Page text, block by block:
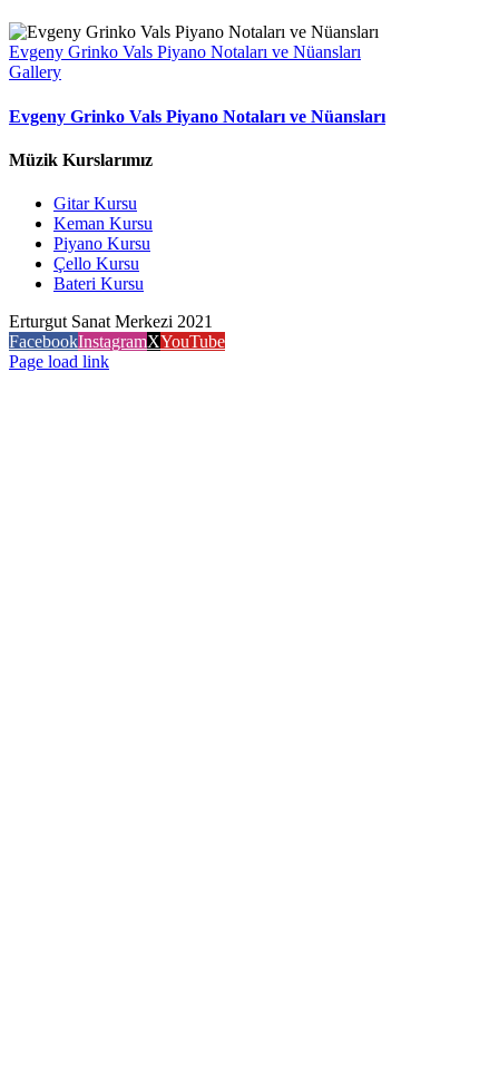
Evgeny Grinko Vals Piyano Notaları ve Nüansları
Gallery
Evgeny Grinko Vals Piyano Notaları ve Nüansları
Müzik Kurslarımız
Gitar Kursu
Keman Kursu
Piyano Kursu
Çello Kursu
Bateri Kursu
Erturgut Sanat Merkezi 2021
FacebookInstagramXYouTube
Page load link